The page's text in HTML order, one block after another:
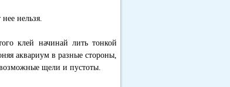
нельзя.
клей начинай лить тонкой
аквариум в разные стороны,
щели и пустоты.